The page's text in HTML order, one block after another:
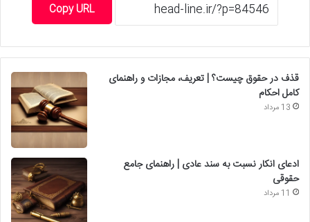
Copy URL
قذف در حقوق چیست؟ | تعریف، مجازات و راهنمای
کامل احکام
13 مرداد
ادعای انکار نسبت به سند عادی | راهنمای جامع
حقوقی
11 مرداد